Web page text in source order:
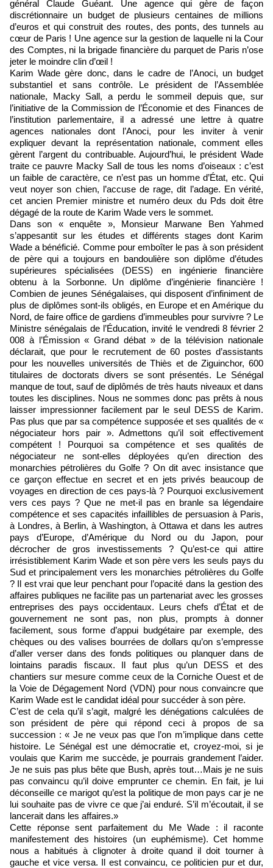
général Claude Guéant. Une agence qui gère de façon
discrétionnaire un budget de plusieurs centaines de millions
d’euros et qui construit des routes, des ponts, des tunnels au
cœur de Paris ! Une agence sur la gestion de laquelle ni la Cour
des Comptes, ni la brigade financière du parquet de Paris n’ose
jeter le moindre clin d’œil !
Karim Wade gère donc, dans le cadre de l’Anoci, un budget
substantiel et sans contrôle. Le président de l’Assemblée
nationale, Macky Sall, a perdu le sommeil depuis que, sur
l’initiative de la Commission de l’Économie et des Finances de
l’institution parlementaire, il a adressé une lettre à quatre
agences nationales dont l’Anoci, pour les inviter à venir
expliquer devant la représentation nationale, comment elles
gèrent l’argent du contribuable. Aujourd’hui, le président Wade
traite ce pauvre Macky Sall de tous les noms d’oiseaux : c’est
un faible de caractère, ce n’est pas un homme d’État, etc. Qui
veut noyer son chien, l’accuse de rage, dit l’adage. En vérité,
cet ancien Premier ministre et numéro deux du Pds doit être
dégagé de la route de Karim Wade vers le sommet.
Dans son « enquête », Monsieur Marwane Ben Yahmed
s’appesantit sur les études et différents stages dont Karim
Wade a bénéficié. Comme pour emboîter le pas à son président
de père qui a toujours en bandoulière son diplôme d’études
supérieures spécialisées (DESS) en ingénierie financière
obtenu à la Sorbonne. Un diplôme d’ingénierie financière !
Combien de jeunes Sénégalaises, qui disposent d’infiniment de
plus de diplômes sont-ils obligés, en Europe et en Amérique du
Nord, de faire office de gardiens d’immeubles pour survivre ? Le
Ministre sénégalais de l’Éducation, invité le vendredi 8 février 2
008 à l’Émission « Grand débat » de la télévision nationale
déclarait, que pour le recrutement de 60 postes d’assistants
pour les nouvelles universités de Thiès et de Ziguinchor, 600
titulaires de doctorats divers se sont présentés. Le Sénégal
manque de tout, sauf de diplômés de très hauts niveaux et dans
toutes les disciplines. Nous ne sommes donc pas prêts à nous
laisser impressionner facilement par le seul DESS de Karim.
Pas plus que par sa compétence supposée et ses qualités de «
négociateur hors pair ». Admettons qu’il soit effectivement
compétent ! Pourquoi sa compétence et ses qualités de
négociateur ne sont-elles déployées qu’en direction des
monarchies pétrolières du Golfe ? On dit avec insistance que
ce garçon effectue en secret et en jets privés beaucoup de
voyages en direction de ces pays-là ? Pourquoi exclusivement
vers ces pays ? Que ne met-il pas en branle sa légendaire
compétence et ses capacités infaillibles de persuasion à Paris,
à Londres, à Berlin, à Washington, à Ottawa et dans les autres
pays d’Europe, d’Amérique du Nord ou du Japon, pour
décrocher de gros investissements ? Qu’est-ce qui attire
irrésistiblement Karim Wade et son père vers les seuls pays du
Sud et principalement vers les monarchies pétrolières du Golfe
? Il est vrai que leur penchant pour l’opacité dans la gestion des
affaires publiques ne facilite pas un partenariat avec les grosses
entreprises des pays occidentaux. Leurs chefs d’État et de
gouvernement ne sont pas, non plus, prompts à donner
facilement, sous forme d’appui budgétaire par exemple, des
chèques ou des valises bourrées de dollars qu’on s’empresse
d’aller verser dans des fonds politiques ou planquer dans de
lointains paradis fiscaux. Il faut plus qu’un DESS et des
chantiers sur mesure comme ceux de la Corniche Ouest et de
la Voie de Dégagement Nord (VDN) pour nous convaincre que
Karim Wade est le candidat idéal pour succéder à son père.
C’est de cela qu’il s’agit, malgré les dénégations calculées de
son président de père qui répond ceci à propos de sa
succession : « Je ne veux pas que l’on m’implique dans cette
histoire. Le Sénégal est une démocratie et, croyez-moi, si je
voulais que Karim me succède, je pourrais grandement l’aider.
Je ne suis pas plus bête que Bush, après tout…Mais je ne suis
pas convaincu qu’il doive emprunter ce chemin. En fait, je lui
déconseille ce marigot qu’est la politique de mon pays car je ne
lui souhaite pas de vivre ce que j’ai enduré. S’il m’écoutait, il se
lancerait dans les affaires.»
Cette réponse sent parfaitement du Me Wade : il raconte
manifestement des histoires (un euphémisme). Cet homme
nous a habitués à clignoter à droite quand il doit tourner à
gauche et vice versa. Il est convaincu, ce politicien pur et dur,